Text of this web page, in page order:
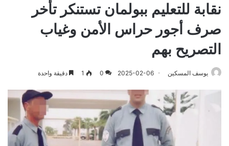
نقابة للتعليم ببولمان تستنكر تأخر
صرف أجور حراس الأمن وغياب
التصريح بهم
يوسف المسكين 2025-02-06
0
1 دقيقة واحدة